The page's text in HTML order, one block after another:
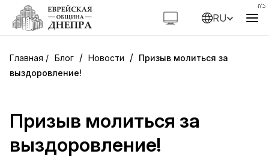
RU
Блог / Новости / Призыв молиться за
выздоровление!
Призыв молиться за
выздоровление!